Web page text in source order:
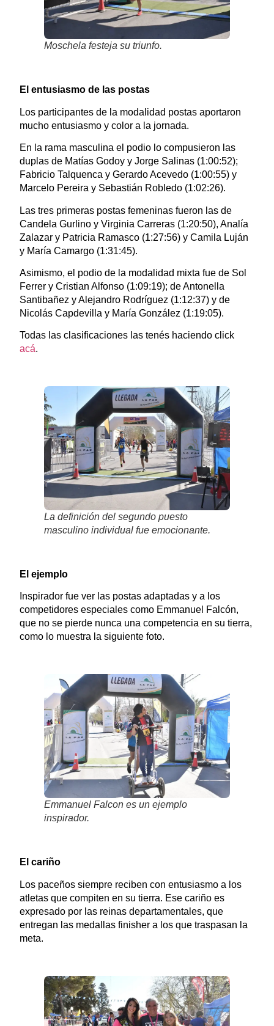
Moschela festeja su triunfo.
El entusiasmo de las postas
Los participantes de la modalidad postas aportaron
mucho entusiasmo y color a la jornada.
En la rama masculina el podio lo compusieron las
duplas de Matías Godoy y Jorge Salinas (1:00:52);
Fabricio Talquenca y Gerardo Acevedo (1:00:55) y
Marcelo Pereira y Sebastián Robledo (1:02:26).
Las tres primeras postas femeninas fueron las de
Candela Gurlino y Virginia Carreras (1:20:50), Analía
Zalazar y Patricia Ramasco (1:27:56) y Camila Luján
y María Camargo (1:31:45).
Asimismo, el podio de la modalidad mixta fue de Sol
Ferrer y Cristian Alfonso (1:09:19); de Antonella
Santibañez y Alejandro Rodríguez (1:12:37) y de
Nicolás Capdevilla y María González (1:19:05).
Todas las clasificaciones las tenés haciendo click
acá.
La definición del segundo puesto
masculino individual fue emocionante.
El ejemplo
Inspirador fue ver las postas adaptadas y a los
competidores especiales como Emmanuel Falcón,
que no se pierde nunca una competencia en su tierra,
como lo muestra la siguiente foto.
Emmanuel Falcon es un ejemplo
inspirador.
El cariño
Los paceños siempre reciben con entusiasmo a los
atletas que compiten en su tierra. Ese cariño es
expresado por las reinas departamentales, que
entregan las medallas finisher a los que traspasan la
meta.